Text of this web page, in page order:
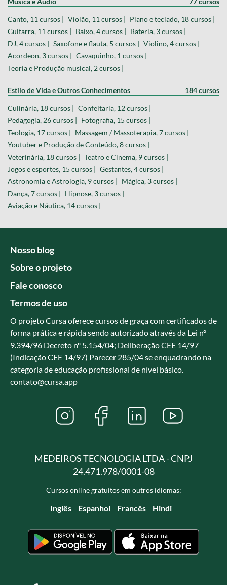
Canto, 11 cursos | Violão, 11 cursos | Piano e teclado, 18 cursos |
Guitarra, 11 cursos | Baixo, 4 cursos | Bateria, 3 cursos |
DJ, 4 cursos | Saxofone e flauta, 5 cursos | Violino, 4 cursos |
Acordeon, 3 cursos | Cavaquinho, 1 cursos |
Teoria e Produção musical, 2 cursos |
Estilo de Vida e Outros Conhecimentos 184 cursos
Culinária, 18 cursos | Confeitaria, 12 cursos |
Pedagogia, 26 cursos | Fotografia, 15 cursos |
Teologia, 17 cursos | Massagem / Massoterapia, 7 cursos |
Youtuber e Produção de Conteúdo, 8 cursos |
Veterinária, 18 cursos | Teatro e Cinema, 9 cursos |
Jogos e esportes, 15 cursos | Gestantes, 4 cursos |
Astronomia e Astrologia, 9 cursos | Mágica, 3 cursos |
Dança, 7 cursos | Hipnose, 3 cursos |
Aviação e Náutica, 14 cursos |
Nosso blog
Sobre o projeto
Fale conosco
Termos de uso
O projeto Cursa oferece cursos de graça com certificados de
forma prática e rápida sendo autorizado através da Lei nº
9.394/96 Decreto nº 5.154/04; Deliberação CEE 14/97
(Indicação CEE 14/97) Parecer 285/04 se enquadrando na
categoria de educação profissional de nível básico.
contato@cursa.app
MEDEIROS TECNOLOGIA LTDA - CNPJ
24.471.978/0001-08
Cursos online gratuitos em outros idiomas:
Inglês Espanhol Francês Hindi